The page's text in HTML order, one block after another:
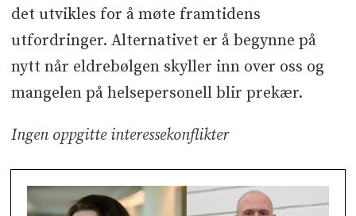
det utvikles for å møte framtidens
utfordringer. Alternativet er å begynne på
nytt når eldrebølgen skyller inn over oss og
mangelen på helsepersonell blir prekær.
Ingen oppgitte interessekonflikter